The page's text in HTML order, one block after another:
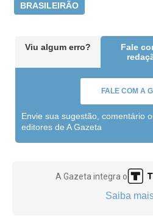
BRASILEIRÃO
Viu algum erro?
Fale
FALE COM A
Envie sua sugestão, comentário
editores de A Gazeta
A Gazeta integra o
Saiba